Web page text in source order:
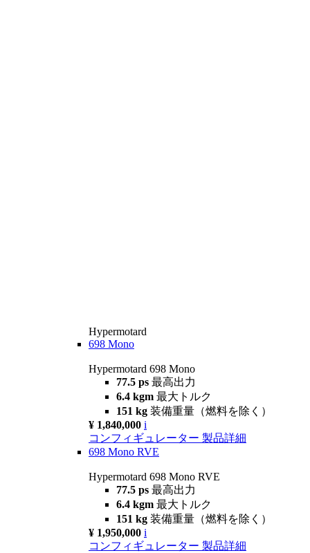
Hypermotard
698 Mono
Hypermotard 698 Mono
77.5 ps 最高出力
6.4 kgm 最大トルク
151 kg 装備重量（燃料を除く）
¥ 1,840,000 i
コンフィギュレーター 製品詳細
698 Mono RVE
Hypermotard 698 Mono RVE
77.5 ps 最高出力
6.4 kgm 最大トルク
151 kg 装備重量（燃料を除く）
¥ 1,950,000 i
コンフィギュレーター 製品詳細